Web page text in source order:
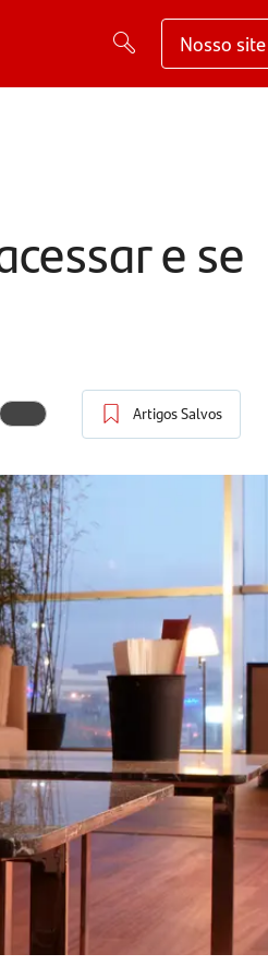
Nosso site
e se
Artigos Salvos